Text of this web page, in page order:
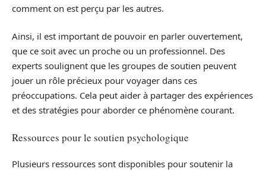
comment on est perçu par les autres.
Ainsi, il est important de pouvoir en parler ouvertement,
que ce soit avec un proche ou un professionnel. Des
experts soulignent que les groupes de soutien peuvent
jouer un rôle précieux pour voyager dans ces
préoccupations. Cela peut aider à partager des expériences
et des stratégies pour aborder ce phénomène courant.
Ressources pour le soutien psychologique
Plusieurs ressources sont disponibles pour soutenir la